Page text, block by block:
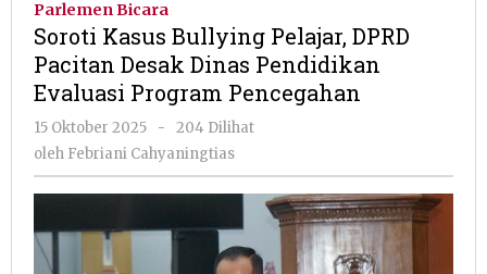
DPRD
Pacitan
Desak
Program
Pencegahan
Parlemen Bicara
Soroti Kasus Bullying Pelajar, DPRD
Pacitan Desak Dinas Pendidikan
Evaluasi Program Pencegahan
15 Oktober 2025
oleh
Febriani
Cahyaningtias
-
204 Dilihat
oleh Febriani Cahyaningtias